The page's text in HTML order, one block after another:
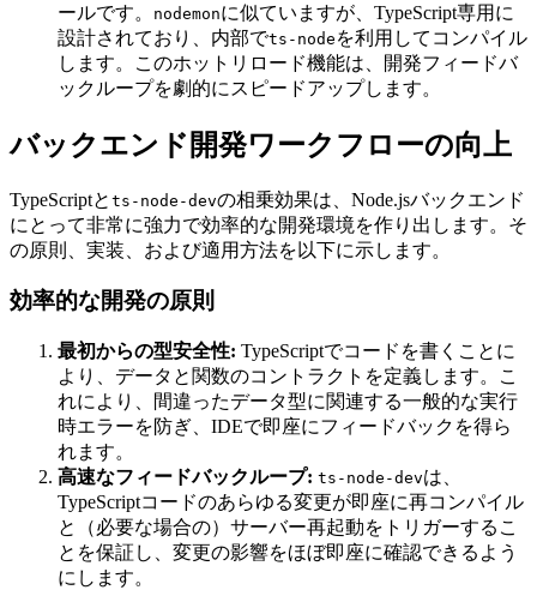
ールです。
nodemonに似ていますが、TypeScript専用に
設計されており、内部でts-node を利用してコンパイル
します。このホットリロード機能は、開発フィードバ
ックループを劇的にスピードアップします。
バックエンド開発ワークフローの向上
TypeScriptと ts-node-devの相乗効果は、Node.jsバックエンド
にとって非常に強力で効率的な開発環境を作り出します。そ
の原則、実装、および適用方法を以下に示します。
効率的な開発の原則
最初からの型安全性: TypeScriptでコードを書くことに
より、データと関数のコントラクトを定義します。こ
れにより、間違ったデータ型に関連する一般的な実行
時エラーを防ぎ、IDEで即座にフィードバックを得ら
れます。
高速なフィードバックループ: ts-node-devは、
TypeScriptコードのあらゆる変更が即座に再コンパイル
と（必要な場合の）サーバー再起動をトリガーするこ
とを保証し、変更の影響をほぼ即座に確認できるよう
にします。